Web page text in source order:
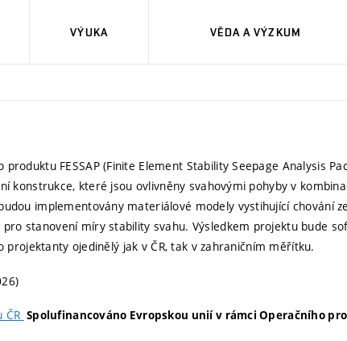
VÝUKA VĚDA A VÝZKUM
FESSAP (Finite Element Stability Seepage Analysis
konstrukce, které jsou ovlivněny svahovými pohyby v
implementovány materiálové modely vystihující chování
stanovení míry stability svahu. Výsledkem projektu bude
ojedinělý jak v ČR, tak v zahraničním měřítku.
ČR Spolufinancováno Evropskou unií v rámci Operačního